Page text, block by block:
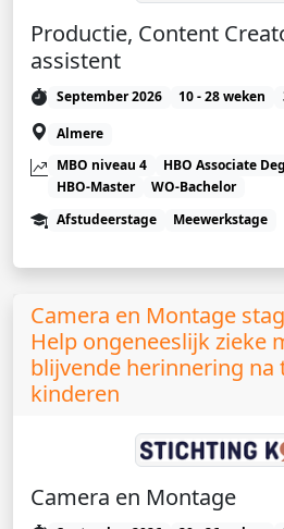
Productie, Content
assistent
September 2026 10 - 28 weken
Almere
MBO niveau 4
HBO Associate
HBO-Master
WO-Bachelor
Afstudeerstage
Meewerkstage
Camera en Montage
Help ongeneeslijk zieke
blijvende herinnering na
kinderen
Camera en Montage